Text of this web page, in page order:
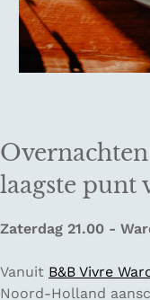
laagste
Zaterdag 21.00 -
Vanuit B&B Vivre
Noord-Holland